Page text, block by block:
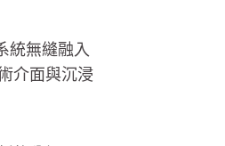
統無縫融入
介面與沉浸